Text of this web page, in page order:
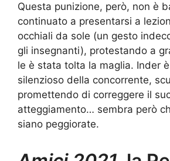
Questa punizione, però, non è
continuato a presentarsi a
occhiali da sole (un gesto
gli insegnanti), protestando a
le è stata tolta la maglia. Inder
silenzioso della concorrente,
promettendo di correggere il
atteggiamento… sembra però
siano peggiorate.